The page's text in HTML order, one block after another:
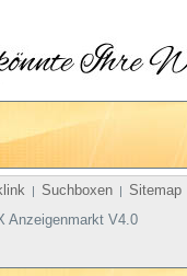
| Suchboxen | Sitemap
Anzeigenmarkt V4.0